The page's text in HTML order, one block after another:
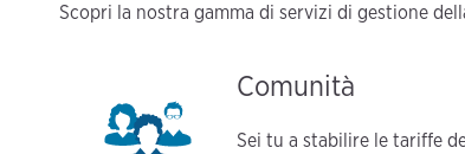
Scopri la nostra gamma di servizi di gestione
Comunità
Sei tu a stabilire le tariffe